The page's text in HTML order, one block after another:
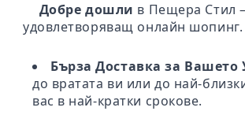
Добре дошли в Пещера Стил
удовлетворяващ онлайн
Бърза Доставка за Вашето
до вратата ви или до най-
вас в най-кратки срокове.